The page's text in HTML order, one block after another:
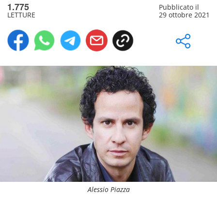
1.775
LETTURE
Pubblicato il
29 ottobre 2021
Alessio Piazza